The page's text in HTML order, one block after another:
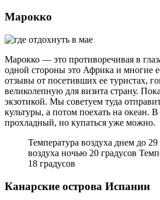
Марокко
Марокко — это противоречивая в
одной стороны это Африка и многие
отзывы от посетивших ее туристах,
великолепную для визита страну.
экзотикой. Мы советуем туда
культуры, а потом поехать на океан.
прохладный, но купаться уже можно.
Температура воздуха днем до
воздуха ночью 20 градусов
18 градусов
Канарские острова Испании